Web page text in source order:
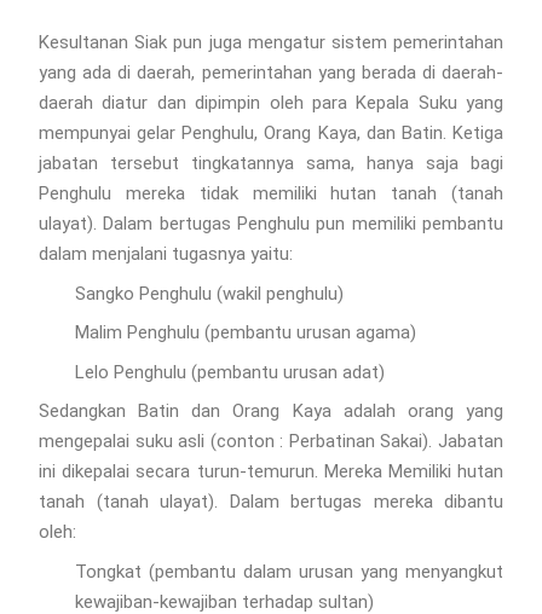
Kesultanan Siak pun juga mengatur sistem pemerintahan
yang ada di daerah, pemerintahan yang berada di daerah-
daerah diatur dan dipimpin oleh para Kepala Suku yang
mempunyai gelar Penghulu, Orang Kaya, dan Batin. Ketiga
jabatan tersebut tingkatannya sama, hanya saja bagi
Penghulu mereka tidak memiliki hutan tanah (tanah
ulayat). Dalam bertugas Penghulu pun memiliki pembantu
dalam menjalani tugasnya yaitu:
Sangko Penghulu (wakil penghulu)
Malim Penghulu (pembantu urusan agama)
Lelo Penghulu (pembantu urusan adat)
Sedangkan Batin dan Orang Kaya adalah orang yang
mengepalai suku asli (conton : Perbatinan Sakai). Jabatan
ini dikepalai secara turun-temurun. Mereka Memiliki hutan
tanah (tanah ulayat). Dalam bertugas mereka dibantu
oleh:
Tongkat (pembantu dalam urusan yang menyangkut
kewajiban-kewajiban terhadap sultan)